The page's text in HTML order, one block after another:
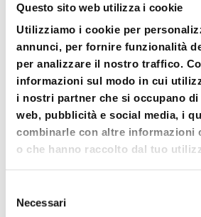
Questo sito web utilizza i cookie
Utilizziamo i cookie per
annunci, per fornire funzionalità
per analizzare il nostro traffico.
informazioni sul modo in cui
i nostri partner che si occupano
web, pubblicità e social media, i
combinarle con altre informazioni
o che hanno raccolto dal tuo
delNecessari
4 tecniche di Training Mentale
METODOLOGIA
Lezione frontale
Esperienze di
visualizzazione
Ricostruzione personale
ciascuna tecnica di Training